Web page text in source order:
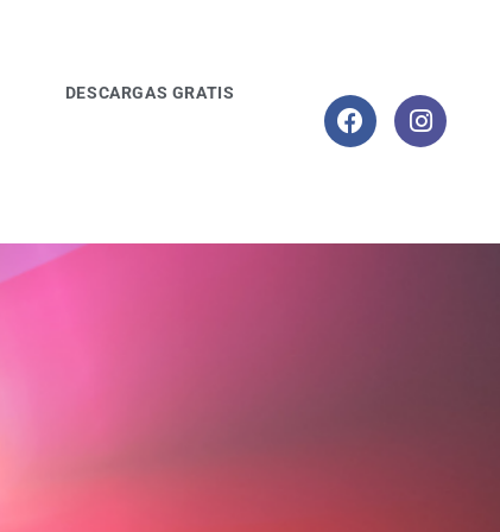
DESCARGAS GRATIS